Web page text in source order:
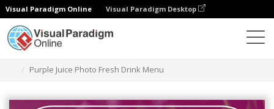
Visual Paradigm Online Visual Paradigm Desktop
Purple Juice Photo Fresh Drink Menu